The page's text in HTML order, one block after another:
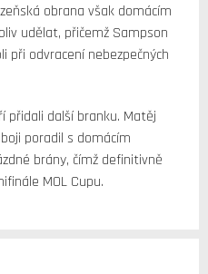
obrana však domácím
udělat, přičemž Sampson
při odvracení nebezpečných
přidali další branku. Matěj
poradil s domácím
brány, čímž definitivně
MOL Cupu.